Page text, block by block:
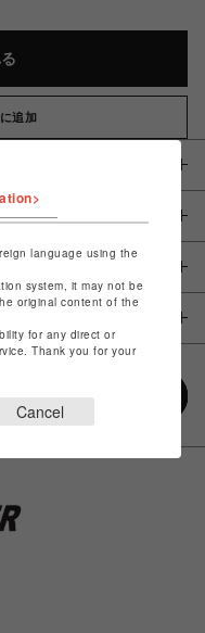
追加
language using the
system, it may not be
original content of the
for any direct or
Thank you for your
Cancel